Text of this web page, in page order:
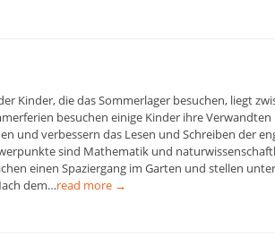
Kinder, die das Sommerlager besuchen, liegt
besuchen einige Kinder ihre
und verbessern das Lesen und Schreiben der
sind Mathematik und
einen Spaziergang im Garten und stellen
dem…read more →